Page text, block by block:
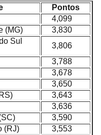
Pontos
4,099
(MG)
3,830
Sul
3,806
3,788
3,678
3,650
3,643
3,636
3,590
(RJ)
3,553